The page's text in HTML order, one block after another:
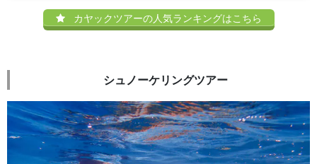
カヤックツアーの人気ランキングはこちら
シュノーケリングツアー